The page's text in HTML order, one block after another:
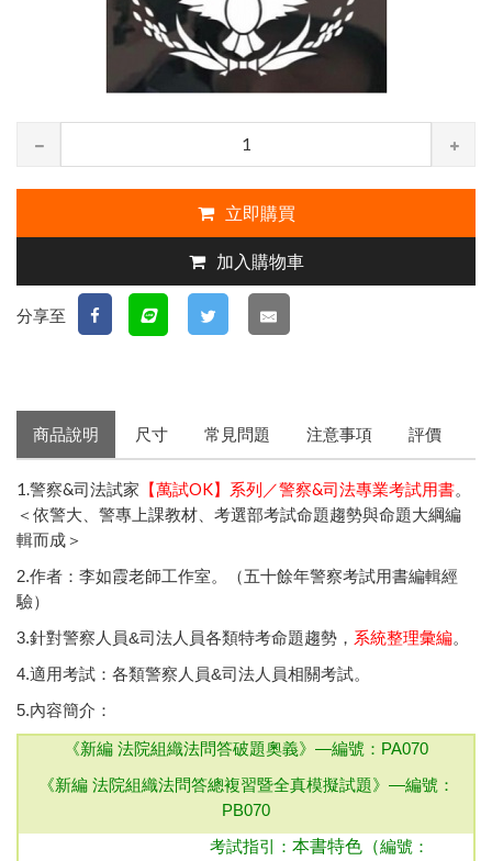
立即購買
加入購物車
分享至
商品說明 尺寸 常見問題 注意事項 評價
1.警察&司法試家 【萬試OK】系列／警察&司法專業考試用書。
＜依警大、警專上課教材、考選部考試命題趨勢與命題大綱編
輯而成＞
2.作者：李如霞老師工作室。（五十餘年警察考試用書編輯經
驗）
3.針對警察人員&司法人員各類特考命題趨勢， 系統整理彙編。
4.適用考試：各類警察人員&司法人員相關考試。
5.內容簡介：
《新編 法院組織法問答破題奧義》—編號：PA070
《新編 法院組織法問答總複習暨全真模擬試題》—編號：
PB070
考試指引： 本書特色（編號：